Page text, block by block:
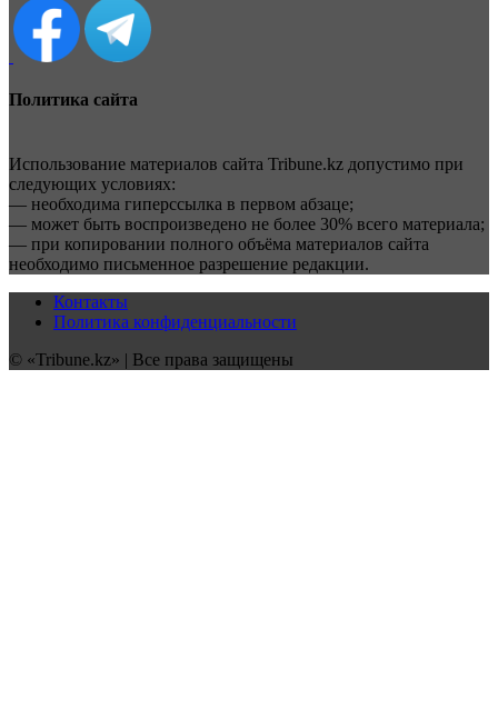
Политика сайта
Использование материалов сайта Tribune.kz допустимо при
следующих условиях:
— необходима гиперссылка в первом абзаце;
— может быть воспроизведено не более 30% всего материала;
— при копировании полного объёма материалов сайта
необходимо письменное разрешение редакции.
Контакты
Политика конфиденциальности
© «Tribune.kz» | Все права защищены